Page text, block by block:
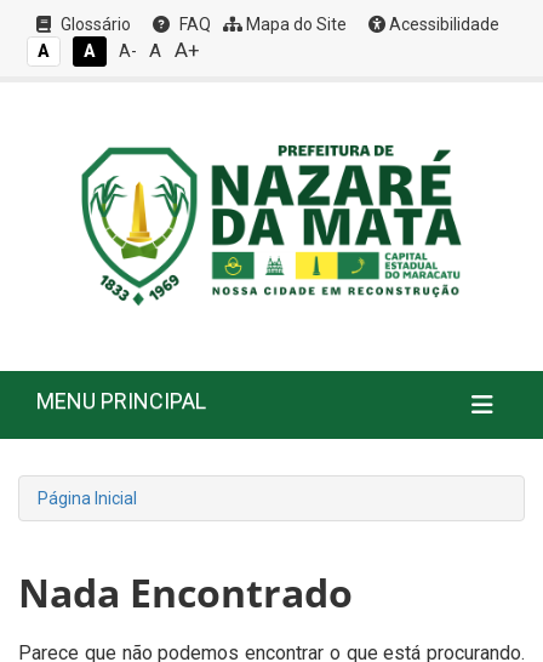
Glossário FAQ Mapa do Site
Acessibilidade
A
A A- A A+
MENU PRINCIPAL
Página Inicial
Nada Encontrado
Parece que não podemos encontrar o que está procurando.